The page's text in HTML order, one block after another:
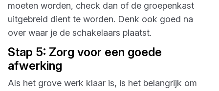
moeten worden, check dan of de groepenkast
uitgebreid dient te worden. Denk ook goed na
over waar je de schakelaars plaatst.
Stap 5: Zorg voor een goede
afwerking
Als het grove werk klaar is, is het belangrijk om